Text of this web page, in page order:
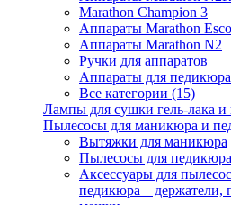
Marathon Champion 3
Аппараты Marathon
Аппараты Marathon N2
Ручки для аппаратов
Аппараты для
Все категории (15)
Лампы для сушки гель-лака и
Пылесосы для маникюра и
Вытяжки для маникюра
Пылесосы для педикюра
Аксессуары для
педикюра – держатели,